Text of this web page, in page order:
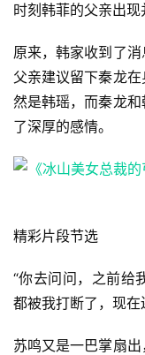
时刻韩菲的父亲出现
原来，韩家收到了
父亲建议留下秦龙
然是韩瑶，而秦龙
了深厚的感情‌。
精彩片段节选
“你去问问，之前给
都被我打断了，现在
苏鸣又是一巴掌扇